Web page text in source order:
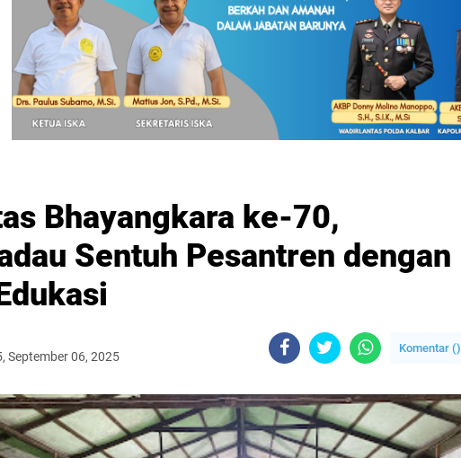
Bhayangkara ke-70,
Sentuh Pesantren dengan
September 06, 2025
Komentar ()